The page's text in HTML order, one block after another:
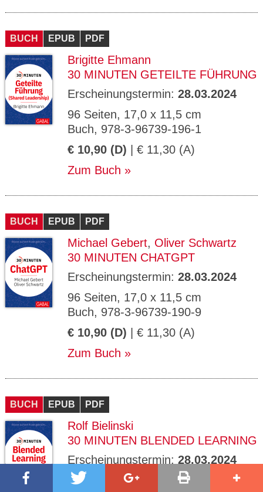
BUCH EPUB PDF
Brigitte Ehmann
30 MINUTEN GETEILTE FÜHRUNG
Erscheinungstermin: 28.03.2024
96 Seiten, 17,0 x 11,5 cm
Buch, 978-3-96739-196-1
€ 10,90 (D) | € 11,30 (A)
Zum Buch
BUCH EPUB PDF
Michael Gebert, Oliver Schwartz
30 MINUTEN CHATGPT
Erscheinungstermin: 28.03.2024
96 Seiten, 17,0 x 11,5 cm
Buch, 978-3-96739-190-9
€ 10,90 (D) | € 11,30 (A)
Zum Buch
BUCH EPUB PDF
Rolf Bielinski
30 MINUTEN BLENDED LEARNING
Erscheinungstermin: 28.03.2024
96 Seiten, 17,0 x 11,5 cm